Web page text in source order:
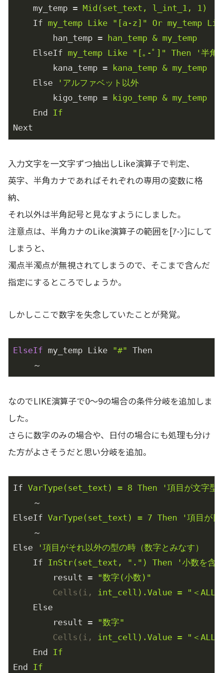
my_temp = Mid(set_text, l_int_1, 1)
If my_temp Like "[a-z]" Or my_temp
han_temp =
han_temp & my_temp
ElseIf my_temp Like "[｡-ﾟ]" Then '半角カ
kana_temp =
kana_temp & my_temp
Else
'アルファベット以外
kigo_temp =
kigo_temp & my_temp
End
If
Next
入力文字を一文字ずつ抽出しLike演算子で判定、
英字、半角カナであればそれぞれの専用の変数に格
納、
それ以外は半角記号と見なすようにしました。
注意点は、半角カナのLike演算子の範囲を[ｱ-ﾝ]にして
しまうと、
濁点半濁点が無視されてしまうので、そこまで含んだ
指定にするところでしょうか。
しかしここで数字を失念していたことが発覚。
ElseIf my_temp Like "#" Then
    ～
なのでLIKE演算子で0～9の場合の条件分岐を追加しま
した。
さらに数字のみの場合や、日付の場合にも処理も分け
た方がよさそうだと思い分岐を追加。
If VarType(set_text) = 8 Then '項目が文字型
～
ElseIf VarType(set_text) = 7 Then '項目が日
～
Else
'項目がそれ以外の型の時（数字とみなす）
If InStr(set_text, ".") Then '小数を含む
result = "数字(小数)"
Cells(i,
int_cell).Value = "＜ALL(
Else
result = "数字"
Cells(i,
int_cell).Value = "＜ALL
End
If
End
If